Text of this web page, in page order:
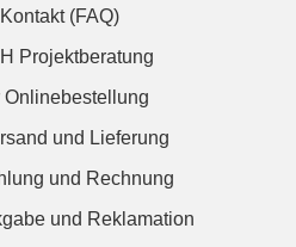
(FAQ)
Projektberatung
Onlinebestellung
und Lieferung
und Rechnung
und Reklamation